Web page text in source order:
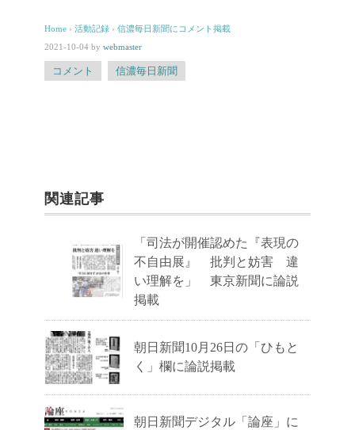
Home › 活動記録 › 信濃毎日新聞にコメント掲載
2021-10-04 by webmaster
コメント 信濃毎日新聞
関連記事
「司法が開催認めた『表現の
不自由展』 批判と妨害 違
い理解を」 東京新聞に論説
掲載
朝日新聞10月26日の「ひもと
く」欄に論説掲載
朝日新聞デジタル「論座」に